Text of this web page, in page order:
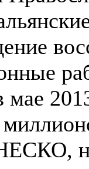
на